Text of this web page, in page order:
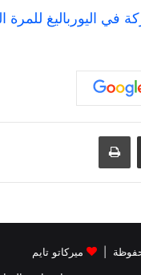
في اليورباليغ للمرة
ميركاتو تايم